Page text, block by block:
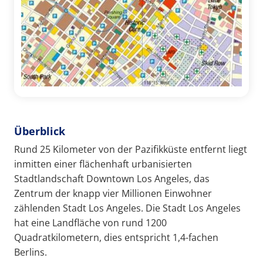
Überblick
Rund 25 Kilometer von der Pazifikküste entfernt liegt
inmitten einer flächenhaft urbanisierten
Stadtlandschaft Downtown Los Angeles, das
Zentrum der knapp vier Millionen Einwohner
zählenden Stadt Los Angeles. Die Stadt Los Angeles
hat eine Landfläche von rund 1200
Quadratkilometern, dies entspricht 1,4-fachen
Berlins.